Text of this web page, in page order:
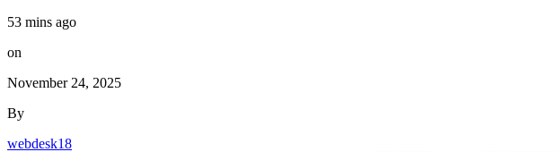
53 mins ago
on
November 24, 2025
By
webdesk18